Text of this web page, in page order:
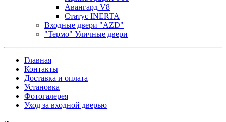
Авангард V8
Статус INERTA
Входные двери "AZD"
"Термо" Уличные двери
Главная
Контакты
Доставка и оплата
Установка
Фотогалерея
Уход за входной дверью